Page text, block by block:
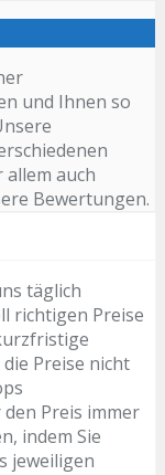
und Ihnen so
auch
Bewertungen.
täglich
richtigen Preise
Preise nicht
Preis immer
indem Sie
jeweiligen